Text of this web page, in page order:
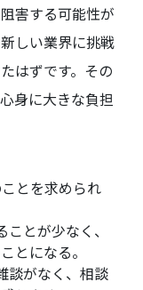
害する可能性が
しい業界に挑戦
はずです。その
身に大きな負担
とを求められ
とが少なく、
とになる。
談がなく、相談